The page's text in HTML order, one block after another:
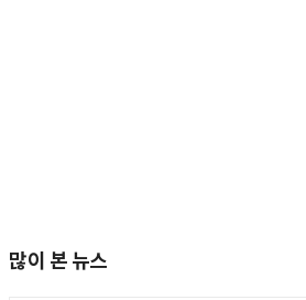
많이 본 뉴스